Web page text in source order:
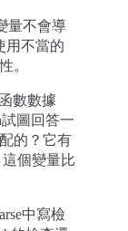
量不會導
用不當的
。
數數據
圖回答一
的？它有
個變量比
中寫檢